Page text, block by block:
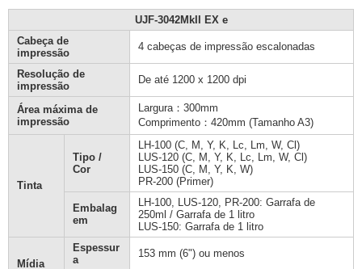
UJF-3042MkII EX e
Cabeça de
impressão
4 cabeças de impressão escalonadas
Resolução de
impressão
De até 1200 x 1200 dpi
Área máxima de
impressão
Largura：300mm
Comprimento：420mm (Tamanho A3)
Tinta
Tipo /
Cor
LH-100 (C, M, Y, K, Lc, Lm, W, Cl)
LUS-120 (C, M, Y, K, Lc, Lm, W, Cl)
LUS-150 (C, M, Y, K, W)
PR-200 (Primer)
Embalag
em
LH-100, LUS-120, PR-200: Garrafa de
250ml / Garrafa de 1 litro
LUS-150: Garrafa de 1 litro
Mídia
Espessur
a
153 mm (6") ou menos